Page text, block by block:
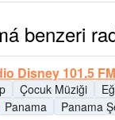
benzeri
Disney 101.5 FM
Çocuk Müziği
Panama
Panama